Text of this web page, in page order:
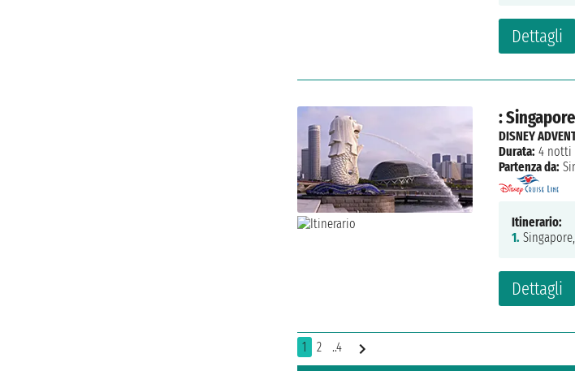
Dettagli
: Singapore
Dettagli
DISNEY
Durata: 4 notti
Partenza da:
Itinerario:
1. Singapore,
1 2 ..4